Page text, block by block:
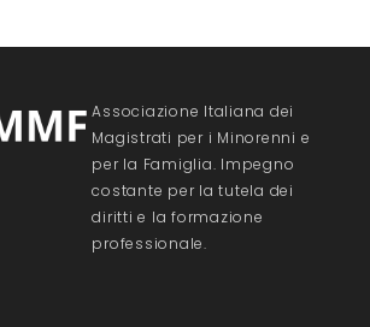
Associazione Italiana dei
Magistrati per i Minorenni e
per la Famiglia. Impegno
costante per la tutela dei
diritti e la formazione
professionale.